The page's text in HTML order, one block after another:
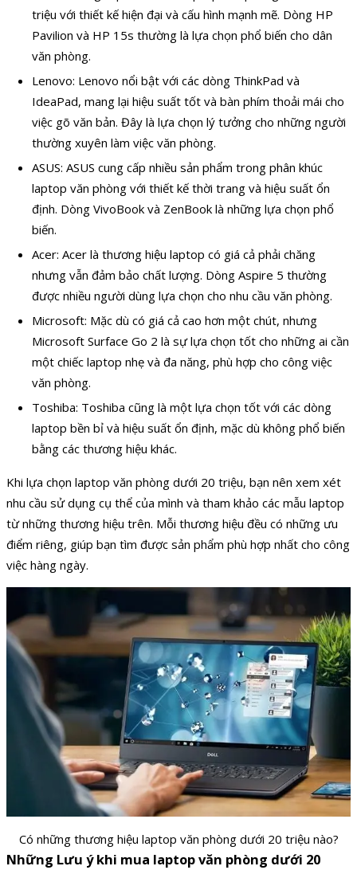
triệu với thiết kế hiện đại và cấu hình mạnh mẽ. Dòng HP
Pavilion và HP 15s thường là lựa chọn phổ biến cho dân
văn phòng.
Lenovo: Lenovo nổi bật với các dòng ThinkPad và
IdeaPad, mang lại hiệu suất tốt và bàn phím thoải mái cho
việc gõ văn bản. Đây là lựa chọn lý tưởng cho những người
thường xuyên làm việc văn phòng.
ASUS: ASUS cung cấp nhiều sản phẩm trong phân khúc
laptop văn phòng với thiết kế thời trang và hiệu suất ổn
định. Dòng VivoBook và ZenBook là những lựa chọn phổ
biến.
Acer: Acer là thương hiệu laptop có giá cả phải chăng
nhưng vẫn đảm bảo chất lượng. Dòng Aspire 5 thường
được nhiều người dùng lựa chọn cho nhu cầu văn phòng.
Microsoft: Mặc dù có giá cả cao hơn một chút, nhưng
Microsoft Surface Go 2 là sự lựa chọn tốt cho những ai cần
một chiếc laptop nhẹ và đa năng, phù hợp cho công việc
văn phòng.
Toshiba: Toshiba cũng là một lựa chọn tốt với các dòng
laptop bền bỉ và hiệu suất ổn định, mặc dù không phổ biến
bằng các thương hiệu khác.
Khi lựa chọn laptop văn phòng dưới 20 triệu, bạn nên xem xét
nhu cầu sử dụng cụ thể của mình và tham khảo các mẫu laptop
từ những thương hiệu trên. Mỗi thương hiệu đều có những ưu
điểm riêng, giúp bạn tìm được sản phẩm phù hợp nhất cho công
việc hàng ngày.
Có những thương hiệu laptop văn phòng dưới 20 triệu nào?
Những Lưu ý khi mua laptop văn phòng dưới 20